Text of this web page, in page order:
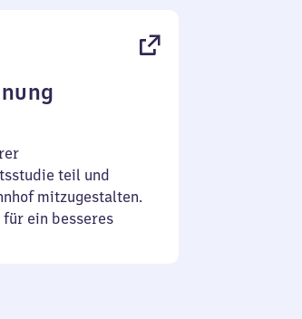
teil und
mitzugestalten.
ein besseres